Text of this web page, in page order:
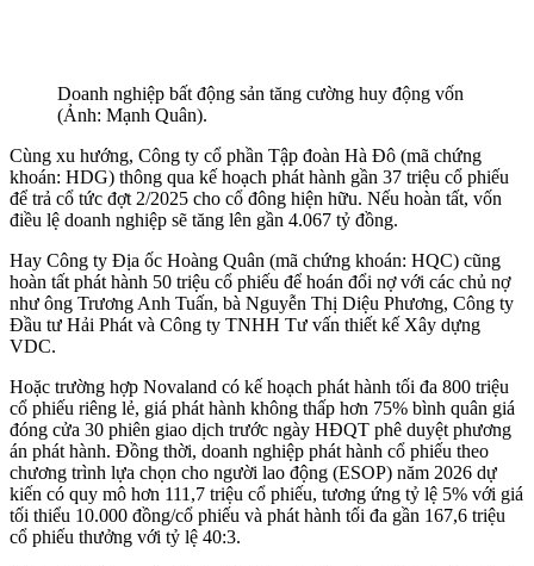
Doanh nghiệp bất động sản tăng cường huy động vốn
(Ảnh: Mạnh Quân).
Cùng xu hướng, Công ty cổ phần Tập đoàn Hà Đô (mã chứng
khoán: HDG) thông qua kế hoạch phát hành gần 37 triệu cổ phiếu
để trả cổ tức đợt 2/2025 cho cổ đông hiện hữu. Nếu hoàn tất, vốn
điều lệ doanh nghiệp sẽ tăng lên gần 4.067 tỷ đồng.
Hay Công ty Địa ốc Hoàng Quân (mã chứng khoán: HQC) cũng
hoàn tất phát hành 50 triệu cổ phiếu để hoán đổi nợ với các chủ nợ
như ông Trương Anh Tuấn, bà Nguyễn Thị Diệu Phương, Công ty
Đầu tư Hải Phát và Công ty TNHH Tư vấn thiết kế Xây dựng
VDC.
Hoặc trường hợp Novaland có kế hoạch phát hành tối đa 800 triệu
cổ phiếu riêng lẻ, giá phát hành không thấp hơn 75% bình quân giá
đóng cửa 30 phiên giao dịch trước ngày HĐQT phê duyệt phương
án phát hành. Đồng thời, doanh nghiệp phát hành cổ phiếu theo
chương trình lựa chọn cho người lao động (ESOP) năm 2026 dự
kiến có quy mô hơn 111,7 triệu cổ phiếu, tương ứng tỷ lệ 5% với giá
tối thiểu 10.000 đồng/cổ phiếu và phát hành tối đa gần 167,6 triệu
cổ phiếu thưởng với tỷ lệ 40:3.